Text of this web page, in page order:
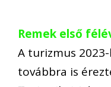
Remek első
A turizmus
továbbra is